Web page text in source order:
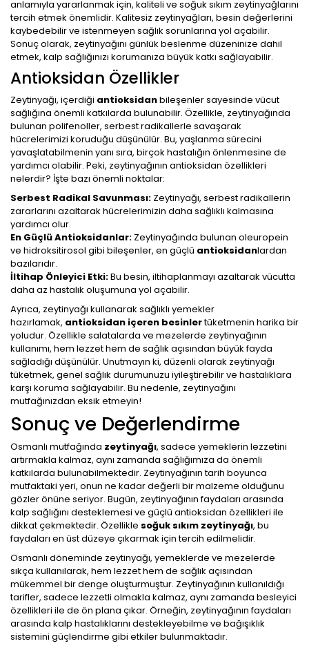
anlamıyla yararlanmak için, kaliteli ve soğuk sıkım zeytinyağlarını
tercih etmek önemlidir. Kalitesiz zeytinyağları, besin değerlerini
kaybedebilir ve istenmeyen sağlık sorunlarına yol açabilir.
Sonuç olarak, zeytinyağını günlük beslenme düzeninize dahil
etmek, kalp sağlığınızı korumanıza büyük katkı sağlayabilir.
Antioksidan Özellikler
Zeytinyağı, içerdiği antioksidanbileşenler sayesinde vücut
sağlığına önemli katkılarda bulunabilir. Özellikle, zeytinyağında
bulunan polifenoller, serbest radikallerle savaşarak
hücrelerimizi koruduğu düşünülür. Bu, yaşlanma sürecini
yavaşlatabilmenin yanı sıra, birçok hastalığın önlenmesine de
yardımcı olabilir. Peki, zeytinyağının antioksidan özellikleri
nelerdir? İşte bazı önemli noktalar:
Serbest Radikal Savunması: Zeytinyağı, serbest radikallerin
zararlarını azaltarak hücrelerimizin daha sağlıklı kalmasına
yardımcı olur.
En Güçlü Antioksidanlar: Zeytinyağında bulunan oleuropein
ve hidroksitirosol gibi bileşenler, en güçlü antioksidanlardan
bazılarıdır.
İltihap Önleyici Etki:Bu besin, iltihaplanmayı azaltarak vücutta
daha az hastalık oluşumuna yol açabilir.
Ayrıca, zeytinyağı kullanarak sağlıklı yemekler
hazırlamak, antioksidan içeren besinlertüketmenin harika bir
yoludur. Özellikle salatalarda ve mezelerde zeytinyağının
kullanımı, hem lezzet hem de sağlık açısından büyük fayda
sağladığı düşünülür. Unutmayın ki, düzenli olarak zeytinyağı
tüketmek, genel sağlık durumunuzu iyileştirebilir ve hastalıklara
karşı koruma sağlayabilir. Bu nedenle, zeytinyağını
mutfağınızdan eksik etmeyin!
Sonuç ve Değerlendirme
Osmanlı mutfağında zeytinyağı, sadece yemeklerin lezzetini
artırmakla kalmaz, aynı zamanda sağlığımıza da önemli
katkılarda bulunabilmektedir. Zeytinyağının tarih boyunca
mutfaktaki yeri, onun ne kadar değerli bir malzeme olduğunu
gözler önüne seriyor. Bugün, zeytinyağının faydaları arasında
kalp sağlığını desteklemesi ve güçlü antioksidan özellikleri ile
dikkat çekmektedir. Özellikle soğuk sıkım zeytinyağı, bu
faydaları en üst düzeye çıkarmak için tercih edilmelidir.
Osmanlı döneminde zeytinyağı, yemeklerde ve mezelerde
sıkça kullanılarak, hem lezzet hem de sağlık açısından
mükemmel bir denge oluşturmuştur. Zeytinyağının kullanıldığı
tarifler, sadece lezzetli olmakla kalmaz, aynı zamanda besleyici
özellikleri ile de ön plana çıkar. Örneğin, zeytinyağının faydaları
arasında kalp hastalıklarını destekleyebilme ve bağışıklık
sistemini güçlendirme gibi etkiler bulunmaktadır.